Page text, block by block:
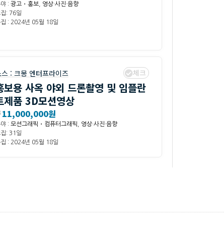
: 광고・홍보
영상·사진·음향
: 76일
: 2024년 05월 18일
: 크몽 엔터프라이즈 체크
보용 사옥 야외 드론촬영 및 임플란
제품 3D모션영상
11,000,000원
: 모션그래픽・컴퓨터그래픽
영상·사진·음향
: 31일
: 2024년 05월 18일